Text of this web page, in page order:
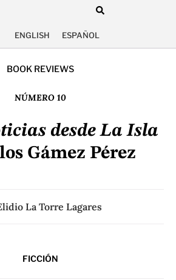
ENGLISH ESPAÑOL
BOOK REVIEWS
NÚMERO 10
desde La Isla
Gámez Pérez
La Torre Lagares
FICCIÓN